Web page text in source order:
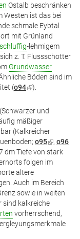
Ostalb beschränken
Westen ist das bei
schmale Eybtal
mit Grünland
schluffig-lehmigem
z. T. Flussschotter
Grundwasser
Böden sind im
(o94(Link
extern)
).
und
mäßiger
(Kalkreicher
o95(Link
ist
extern)
, o96
dm Tiefe von stark
folgen im
ältere
Auch im Bereich
sowie in weiten
sind kalkreiche
vorherrschend,